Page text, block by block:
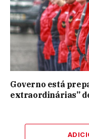
Governo está
extraordinárias”